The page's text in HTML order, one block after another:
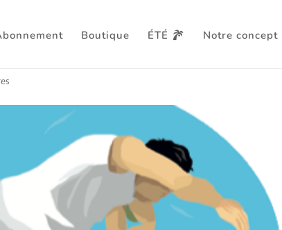
Boutique ÉTÉ Notre concept
du 24 juillet 2023